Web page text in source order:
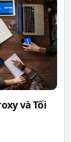
và Tối